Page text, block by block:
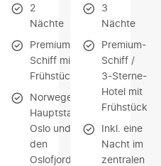
2
Nächte
Premium-
Schiff mit
Frühstück
Norwegens
Hauptstadt
Oslo und
den
Oslofjord
3
Nächte
Premium-
Schiff /
3-Sterne-
Hotel mit
Frühstück
Inkl. eine
Nacht im
zentralen